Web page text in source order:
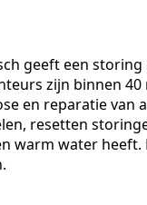
geeft een
zijn binnen
en reparatie van
resetten
warm water heeft.